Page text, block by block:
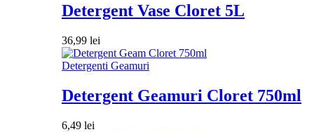
Detergent Vase Cloret 5L
36,99 lei
Detergenti Geamuri
Detergent Geamuri Cloret 750ml
6,49 lei